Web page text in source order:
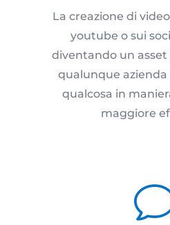
La creazione di
youtube o sui
diventando un
qualunque azienda
qualcosa in
maggiore